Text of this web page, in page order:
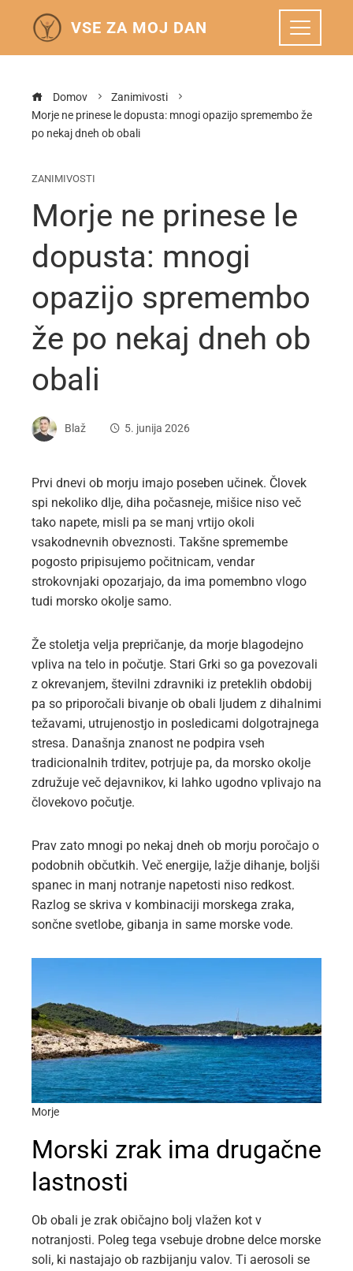
VSE ZA MOJ DAN
Domov
Zanimivosti
Morje ne prinese le dopusta: mnogi opazijo spremembo že
po nekaj dneh ob obali
ZANIMIVOSTI
Morje ne prinese le
dopusta: mnogi
opazijo spremembo
že po nekaj dneh ob
obali
Blaž 5. junija 2026
Prvi dnevi ob morju imajo poseben učinek. Človek
spi nekoliko dlje, diha počasneje, mišice niso več
tako napete, misli pa se manj vrtijo okoli
vsakodnevnih obveznosti. Takšne spremembe
pogosto pripisujemo počitnicam, vendar
strokovnjaki opozarjajo, da ima pomembno vlogo
tudi morsko okolje samo.
Že stoletja velja prepričanje, da morje blagodejno
vpliva na telo in počutje. Stari Grki so ga povezovali
z okrevanjem, številni zdravniki iz preteklih obdobij
pa so priporočali bivanje ob obali ljudem z dihalnimi
težavami, utrujenostjo in posledicami dolgotrajnega
stresa. Današnja znanost ne podpira vseh
tradicionalnih trditev, potrjuje pa, da morsko okolje
združuje več dejavnikov, ki lahko ugodno vplivajo na
človekovo počutje.
Prav zato mnogi po nekaj dneh ob morju poročajo o
podobnih občutkih. Več energije, lažje dihanje, boljši
spanec in manj notranje napetosti niso redkost.
Razlog se skriva v kombinaciji morskega zraka,
sončne svetlobe, gibanja in same morske vode.
Morje
Morski zrak ima drugačne
lastnosti
Ob obali je zrak običajno bolj vlažen kot v
notranjosti. Poleg tega vsebuje drobne delce morske
soli, ki nastajajo ob razbijanju valov. Ti aerosoli se